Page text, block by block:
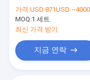
어
가격:USD 871USD ~4000USD or more based on the sizes
MOQ:1 세트
최신 가격 받기
지금 연락